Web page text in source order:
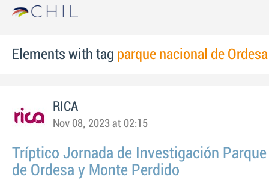
Elements with tag parque nacional de Ordesa
RICA
Nov 08, 2023 at 02:15
Tríptico Jornada de Investigación
de Ordesa y Monte Perdido